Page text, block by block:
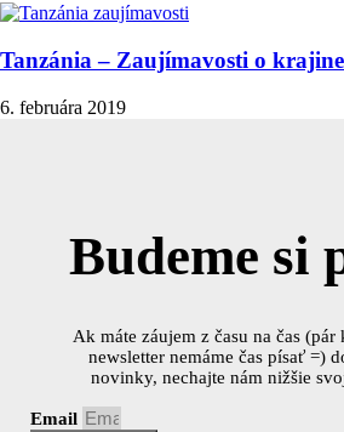
Tanzánia – Zaujímavosti o
6. februára 2019
Budeme si
Ak máte záujem z času na čas (pár
newsletter nemáme čas písať =)
novinky, nechajte nám nižšie
Email